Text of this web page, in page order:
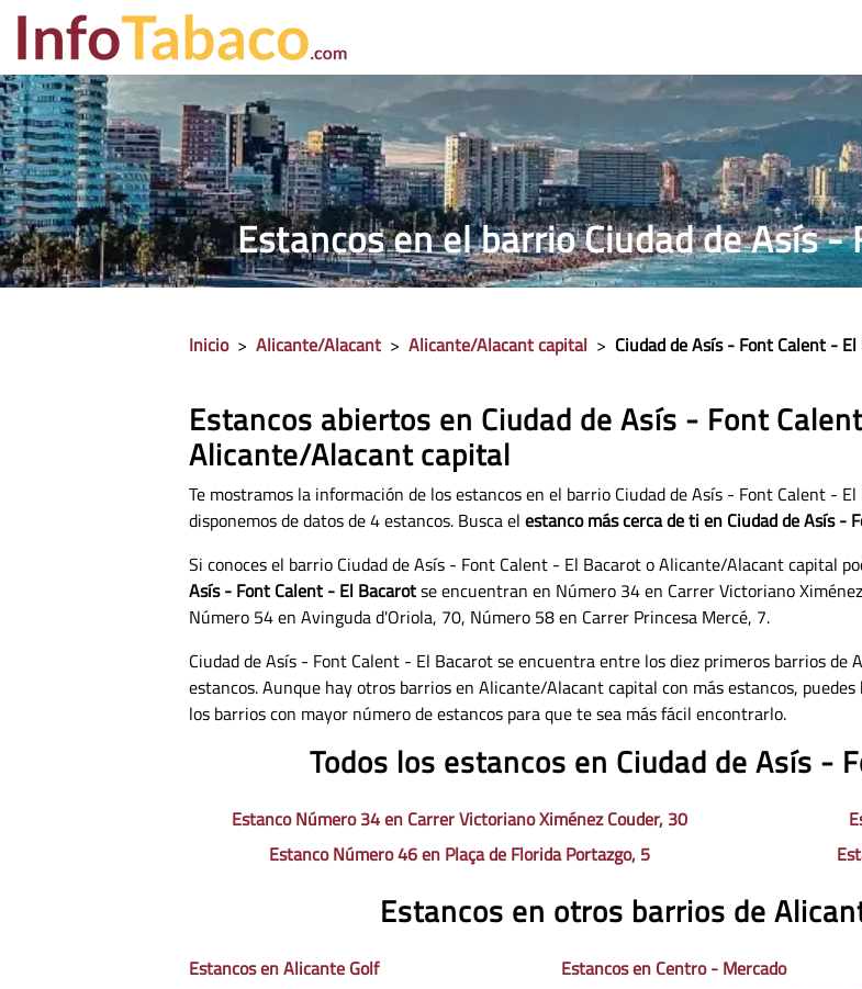
Estancos en el barrio Ciudad de Asís
Inicio > Alicante/Alacant > Alicante/Alacant capital > Ciudad de Asís - Font Calent -
Estancos abiertos en Ciudad de Asís - Font
Alicante/Alacant capital
Te mostramos la información de los estancos en el barrio Ciudad de Asís - Font Calent -
disponemos de datos de4 estancos. Busca el estanco más cerca de ti en Ciudad de Asís -
Si conoces el barrio Ciudad de Asís - Font Calent - El Bacarot o Alicante/Alacant capital
Asís - Font Calent - El Bacarotse encuentran en Número 34 en Carrer Victoriano
Número 54 en Avinguda d'Oriola, 70, Número 58 en Carrer Princesa Mercé, 7.
Ciudad de Asís - Font Calent - El Bacarot se encuentra entre los diez primeros barrios
estancos. Aunque hay otros barrios en Alicante/Alacant capital con más estancos, puedes
los barrios con mayor número de estancos para que te sea más fácil encontrarlo.
Todos los estancos en Ciudad de Asís -
Estanco Número 34 en Carrer Victoriano Ximénez Couder, 30
Estanco Número 46 en Plaça de Florida Portazgo, 5
Estancos en otros barrios de
Estancos en Alicante Golf
Estancos en Centro - Mercado